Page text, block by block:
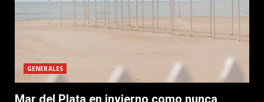
GENERALES
Mar del Plata en invierno como nunca